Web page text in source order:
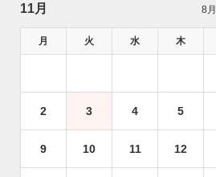
11月 8月
月 火 水 木
2 3 4 5
9 10 11 12